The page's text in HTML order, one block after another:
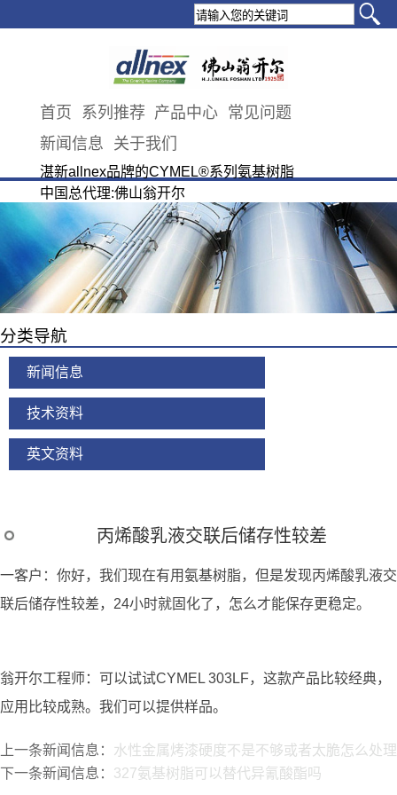
首页 系列推荐 产品中心 常见问题
新闻信息
关于我们
湛新allnex品牌的CYMEL®系列氨基树脂
中国总代理:佛山翁开尔
分类导航
新闻信息
技术资料
英文资料
丙烯酸乳液交联后储存性较差
一客户：你好，我们现在有用氨基树脂，但是发现丙烯酸乳液交
联后储存性较差，24小时就固化了，怎么才能保存更稳定。
翁开尔工程师：可以试试CYMEL 303LF，这款产品比较经典，
应用比较成熟。我们可以提供样品。
上一条新闻信息： 水性金属烤漆硬度不是不够或者太脆怎么处理
下一条新闻信息： 327氨基树脂可以替代异氰酸酯吗